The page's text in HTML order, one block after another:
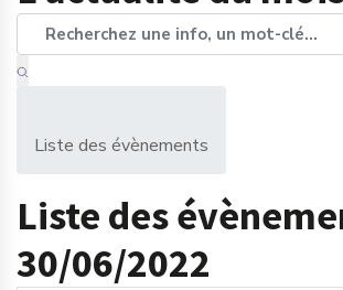
Liste des évènements
Liste des
30/06/2022